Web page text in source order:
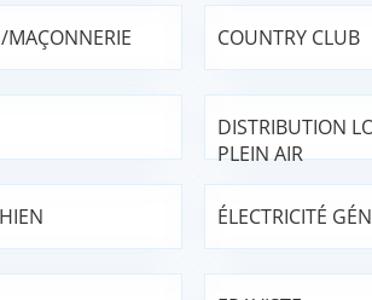
MAÇONNERIE COUNTRY CLUB
DISTRIBUTION
PLEIN AIR
ÉLECTRICITÉ